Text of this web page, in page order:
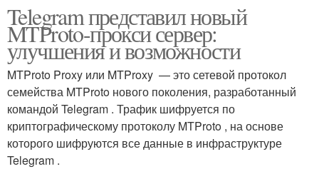
Сервера для доступа Сервер для обхода
Telegram представил новый
MTProto-прокси сервер:
улучшения и возможности
MTProto Proxy или MTProxy — это сетевой протокол
семейства MTProto нового поколения, разработанный
командой Telegram . Трафик шифруется по
криптографическому протоколу MTProto , на основе
которого шифруются все данные в инфраструктуре
Telegram .